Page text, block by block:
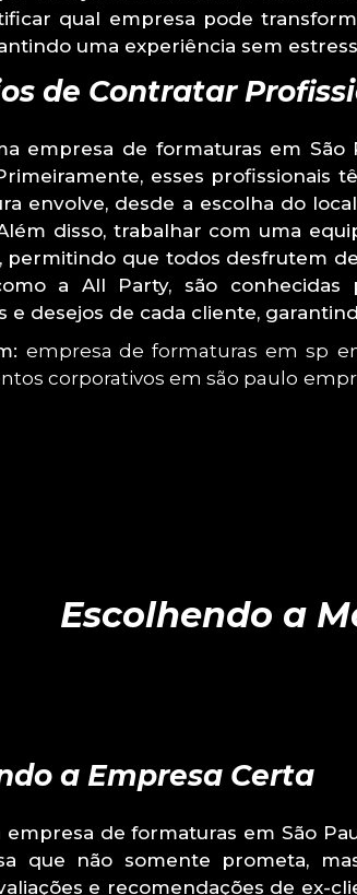
qual empresa pode
uma experiência sem
de Contratar
empresa de formaturas em
esses profissionais
envolve, desde a escolha do
disso, trabalhar com uma
permitindo que todos desfrutem
a All Party, são
e desejos de cada cliente,
empresa de formaturas em sp
corporativos em são paulo
Escolhendo a
a Empresa Certa
empresa de formaturas em São
que não somente prometa,
e recomendações de ex-